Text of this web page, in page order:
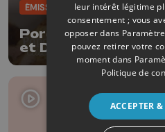
ÉMISSIONS
Porc à la bière
et Dufrais
leur intérêt légitime
consentement ; vous
opposer dans
pouvez retirer votre
moment dans
Politique de
ACCEPTER